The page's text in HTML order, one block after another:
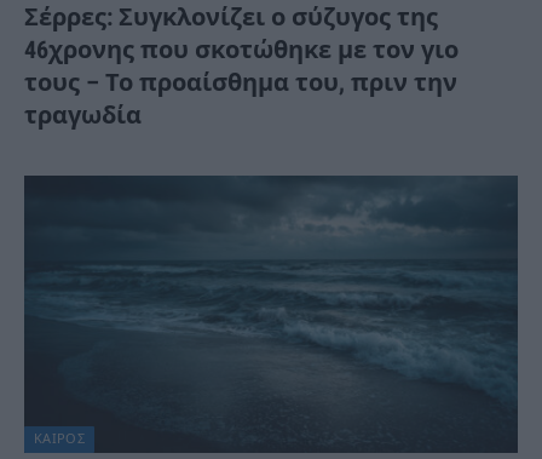
Σέρρες: Συγκλονίζει ο σύζυγος της
46χρονης που σκοτώθηκε με τον γιο
τους – Το προαίσθημα του, πριν την
τραγωδία
ΚΑΙΡΌΣ